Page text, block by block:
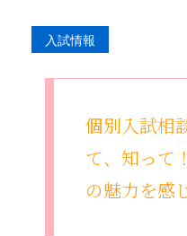
入試情報
個別入試相
て、知って
の魅力を感